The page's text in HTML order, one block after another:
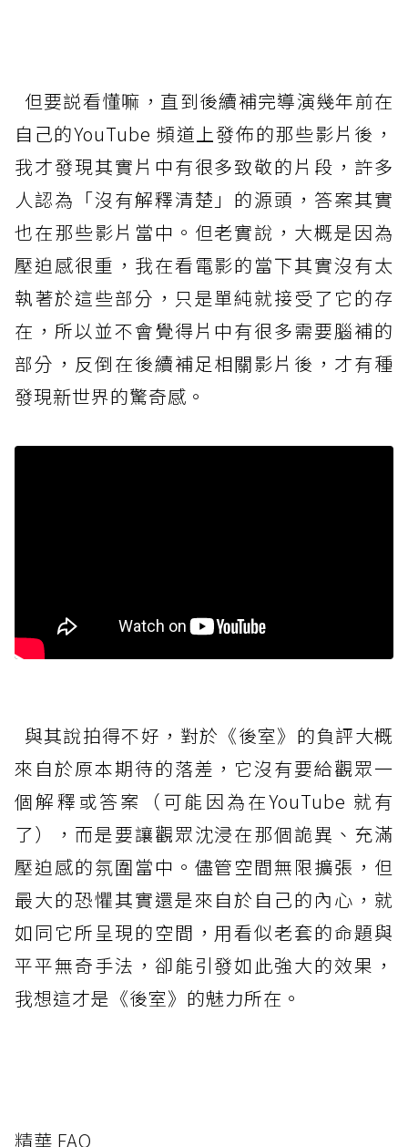
但要説看懂嘛，直到後續補完導演幾年前在
自己的YouTube 頻道上發佈的那些影片後，
我才發現其實片中有很多致敬的片段，許多
人認為「沒有解釋清楚」的源頭，答案其實
也在那些影片當中。但老實說，大概是因為
壓迫感很重，我在看電影的當下其實沒有太
執著於這些部分，只是單純就接受了它的存
在，所以並不會覺得片中有很多需要腦補的
部分，反倒在後續補足相關影片後，才有種
發現新世界的驚奇感。
與其說拍得不好，對於《後室》的負評大概
來自於原本期待的落差，它沒有要給觀眾一
個解釋或答案（可能因為在YouTube 就有
了），而是要讓觀眾沈浸在那個詭異、充滿
壓迫感的氛圍當中。儘管空間無限擴張，但
最大的恐懼其實還是來自於自己的內心，就
如同它所呈現的空間，用看似老套的命題與
平平無奇手法，卻能引發如此強大的效果，
我想這才是《後室》的魅力所在。
精華 FAQ